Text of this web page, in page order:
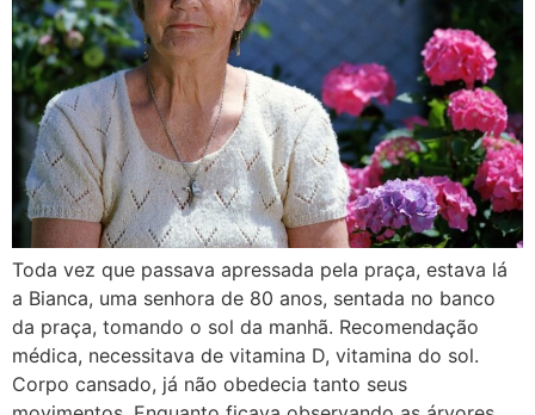
Toda vez que passava apressada pela praça, estava lá
a Bianca, uma senhora de 80 anos, sentada no banco
da praça, tomando o sol da manhã. Recomendação
médica, necessitava de vitamina D, vitamina do sol.
Corpo cansado, já não obedecia tanto seus